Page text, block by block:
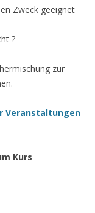
Zweck geeignet
?
zur
Veranstaltungen
Kurs